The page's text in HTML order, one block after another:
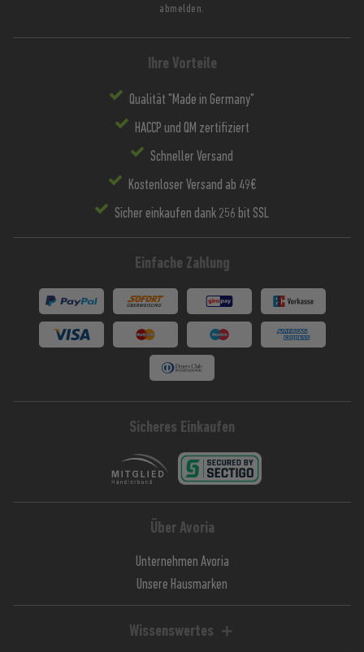
abmelden.
Ihre Vorteile
Qualität "Made in Germany"
HACCP und QM zertifiziert
Schneller Versand
Kostenloser Versand ab 49€
Sicher einkaufen dank 256 bit SSL
Einfache Zahlung
Sicheres Einkaufen
Über Avoria
Unternehmen Avoria
Unsere Hausmarken
Wissenswertes